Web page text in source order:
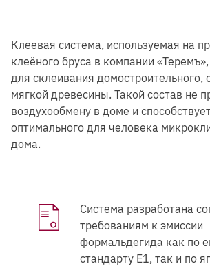
Клеевая система, используемая на
клеёного бруса в компании
для склеивания домостроительного,
мягкой древесины. Такой состав не
воздухообмену в доме и
оптимального для человека
дома.
Система разработана
требованиям к эмиссии
формальдегида как по
стандарту Е1, так и по